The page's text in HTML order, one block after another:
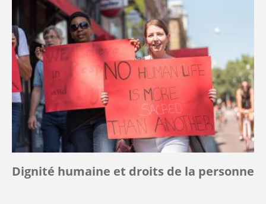
Dignité humaine et droits de la personne